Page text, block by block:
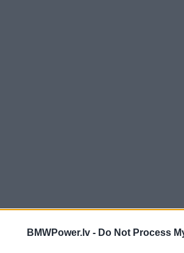
BMWPower.lv - Do Not Process